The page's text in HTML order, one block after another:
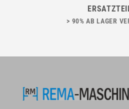
> 90% AB LAGER